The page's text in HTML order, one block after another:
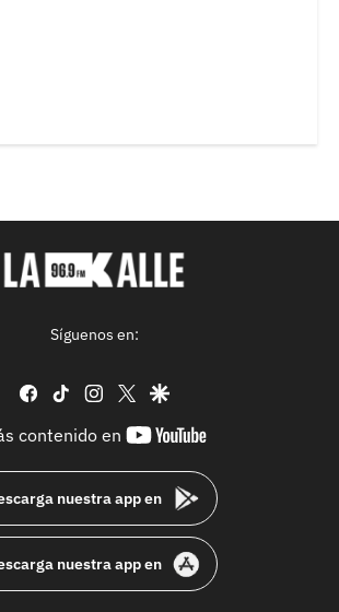
Síguenos en:
facebook
tiktok instagram
twittergoogle
contenido en
youtube-
nuestra app en
nuestra app en